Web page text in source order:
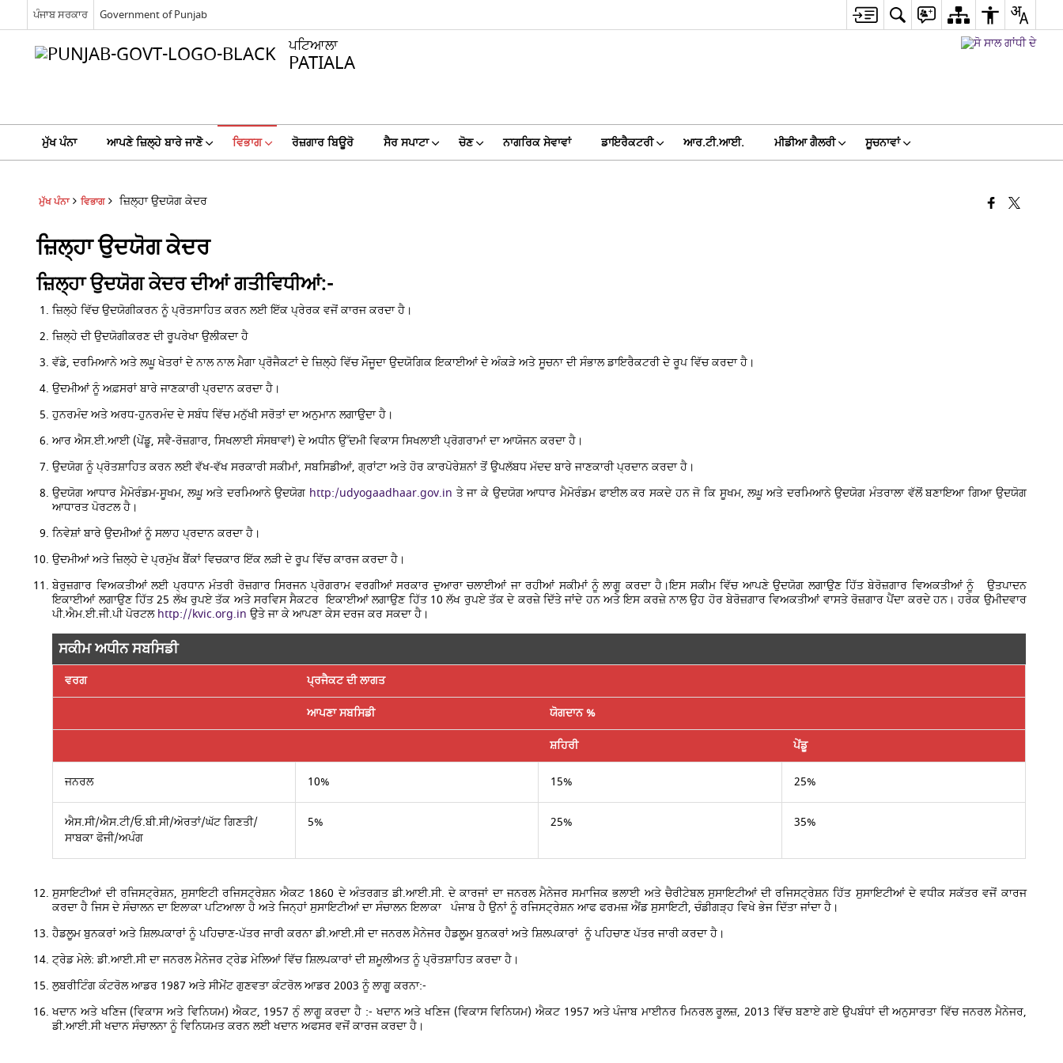
ਪੰਜਾਬ ਸਰਕਾਰ Government of Punjab
ਪਟਿਆਲਾ
PATIALA
ਮੁੱਖ ਪੰਨਾ ਆਪਣੇ ਜ਼ਿਲ੍ਹੇ ਬਾਰੇ ਜਾਣੋੋ ਵਿਭਾਗ ਰੋਜ਼ਗਾਰ ਬਿਊਰੋ ਸੈਰ ਸਪਾਟਾ ਚੋਣ ਨਾਗਰਿਕ ਸੇਵਾਵਾਂ ਡਾਇਰੈਕਟਰੀ ਆਰ.ਟੀ.ਆਈ. ਮੀਡੀਆ ਗੈਲਰੀ ਸੂਚਨਾਵਾਂ
ਮੁੱਖ ਪੰਨਾ ਵਿਭਾਗ ਜ਼ਿਲ੍ਹਾ ਉਦਯੋਗ ਕੇਦਰ
ਜ਼ਿਲ੍ਹਾ ਉਦਯੋਗ ਕੇਦਰ
ਜ਼ਿਲ੍ਹਾ ਉਦਯੋਗ ਕੇਦਰ ਦੀਆਂ ਗਤੀਵਿਧੀਆਂ:-
ਜ਼ਿਲ੍ਹੇ ਵਿੱਚ ਉਦਯੋਗੀਕਰਨ ਨੂੰ ਪ੍ਰੋਤਸਾਹਿਤ ਕਰਨ ਲਈ ਇੱਕ ਪ੍ਰੇਰਕ ਵਜੋਂ ਕਾਰਜ ਕਰਦਾ ਹੈ।
ਜ਼ਿਲ੍ਹੇ ਦੀ ਉਦਯੋਗੀਕਰਣ ਦੀ ਰੂਪਰੇਖਾ ਉਲੀਕਦਾ ਹੈ
ਵੱਡੇ, ਦਰਮਿਆਨੇ ਅਤੇ ਲਘੂ ਖੇਤਰਾਂ ਦੇ ਨਾਲ ਨਾਲ ਮੈਗਾ ਪ੍ਰੋਜੈਕਟਾਂ ਦੇ ਜ਼ਿਲ੍ਹੇ ਵਿੱਚ ਮੌਜੂਦਾ ਉਦਯੋਗਿਕ ਇਕਾਈਆਂ ਦੇ ਅੰਕੜੇ ਅਤੇ ਸੂਚਨਾ ਦੀ ਸੰਭਾਲ ਡਾਇਰੈਕਟਰੀ ਦੇ ਰੂਪ ਵਿੱਚ ਕਰਦਾ ਹੈ।
ਉਦਮੀਆਂ ਨੂੰ ਅਫ਼ਸਰਾਂ ਬਾਰੇ ਜਾਣਕਾਰੀ ਪ੍ਰਦਾਨ ਕਰਦਾ ਹੈ।
ਹੁਨਰਮੰਦ ਅਤੇ ਅਰਧ-ਹੁਨਰਮੰਦ ਦੇ ਸਬੰਧ ਵਿੱਚ ਮਨੁੱਖੀ ਸਰੋਤਾਂ ਦਾ ਅਨੁਮਾਨ ਲਗਾਉਦਾ ਹੈ।
ਆਰ ਐਸ.ਈ.ਆਈ (ਪੇਂਡੂ, ਸਵੈ-ਰੋਜ਼ਗਾਰ, ਸਿਖਲਾਈ ਸੰਸਥਾਵਾਂ) ਦੇ ਅਧੀਨ ਉੱਦਮੀ ਵਿਕਾਸ ਸਿਖਲਾਈ ਪ੍ਰੋਗਰਾਮਾਂ ਦਾ ਆਯੋਜਨ ਕਰਦਾ ਹੈ।
ਉਦਯੋਗ ਨੂੰ ਪ੍ਰੋਤਸ਼ਾਹਿਤ ਕਰਨ ਲਈ ਵੱਖ-ਵੱਖ ਸਰਕਾਰੀ ਸਕੀਮਾਂ, ਸਬਸਿਡੀਆਂ, ਗ੍ਰਾਂਟਾ ਅਤੇ ਹੋਰ ਕਾਰਪੋਰੇਸ਼ਨਾਂ ਤੋਂ ਉਪਲੱਬਧ ਮੱਦਦ ਬਾਰੇ ਜਾਣਕਾਰੀ ਪ੍ਰਦਾਨ ਕਰਦਾ ਹੈ।
ਉਦਯੋਗ ਆਧਾਰ ਮੈਮੋਰੰਡਮ-ਸੂਖਮ, ਲਘੂ ਅਤੇ ਦਰਮਿਆਨੇ ਉਦਯੋਗ http:/udyogaadhaar.gov.in ਤੇ ਜਾ ਕੇ ਉਦਯੋਗ ਆਧਾਰ ਮੈਮੋਰੰਡਮ ਫਾਈਲ ਕਰ ਸਕਦੇ ਹਨ ਜੋ ਕਿ ਸੂਖਮ, ਲਘੂ ਅਤੇ ਦਰਮਿਆਨੇ ਉਦਯੋਗ ਮੰਤਰਾਲਾ ਵੱਲੋਂ ਬਣਾਇਆ ਗਿਆ ਉਦਯੋਗ
ਆਧਾਰਤ ਪੋਰਟਲ ਹੈ।
ਨਿਵੇਸ਼ਾਂ ਬਾਰੇ ਉਦਮੀਆਂ ਨੂੰ ਸਲਾਹ ਪ੍ਰਦਾਨ ਕਰਦਾ ਹੈ।
ਉਦਮੀਆਂ ਅਤੇ ਜ਼ਿਲ੍ਹੇ ਦੇ ਪ੍ਰਮੁੱਖ ਬੈਂਕਾਂ ਵਿਚਕਾਰ ਇੱਕ ਲੜੀ ਦੇ ਰੂਪ ਵਿੱਚ ਕਾਰਜ ਕਰਦਾ ਹੈ।
ਬੇਰੁਜ਼ਗਾਰ ਵਿਅਕਤੀਆਂ ਲਈ ਪ੍ਰਧਾਨ ਮੰਤਰੀ ਰੋਜ਼ਗਾਰ ਸਿਰਜਨ ਪ੍ਰੋਗਰਾਮ ਵਰਗੀਆਂ ਸਰਕਾਰ ਦੁਆਰਾ ਚਲਾਈਆਂ ਜਾ ਰਹੀਆਂ ਸਕੀਮਾਂ ਨੂੰ ਲਾਗੂ ਕਰਦਾ ਹੈ।ਇਸ ਸਕੀਮ ਵਿੱਚ ਆਪਣੇ ਉਦਯੋਗ ਲਗਾਉਣ ਹਿੱਤ ਬੇਰੋਜ਼ਗਾਰ ਵਿਅਕਤੀਆਂ ਨੂੰ ਉਤਪਾਦਨ
ਇਕਾਈਆਂ ਲਗਾਉਣ ਹਿੱਤ 25 ਲੱਖ ਰੁਪਏ ਤੱਕ ਅਤੇ ਸਰਵਿਸ ਸੈਕਟਰ ਇਕਾਈਆਂ ਲਗਾਉਣ ਹਿੱਤ 10 ਲੱਖ ਰੁਪਏ ਤੱਕ ਦੇ ਕਰਜ਼ੇ ਦਿੱਤੇ ਜਾਂਦੇ ਹਨ ਅਤੇ ਇਸ ਕਰਜ਼ੇ ਨਾਲ ਉਹ ਹੋਰ ਬੇਰੋਜ਼ਗਾਰ ਵਿਅਕਤੀਆਂ ਵਾਸਤੇ ਰੋਜ਼ਗਾਰ ਪੈਂਦਾ ਕਰਦੇ ਹਨ। ਹਰੇਕ ਉਮੀਦਵਾਰ
ਪੀ.ਐਮ.ਈ.ਜੀ.ਪੀ ਪੋਰਟਲhttp://kvic.org.in ਉਤੇ ਜਾ ਕੇ ਆਪਣਾ ਕੇਸ ਦਰਜ ਕਰ ਸਕਦਾ ਹੈ।
ਸਕੀਮ ਅਧੀਨ ਸਬਸਿਡੀ
ਵਰਗ
ਪ੍ਰਜੈਕਟ ਦੀ ਲਾਗਤ
ਆਪਣਾ ਸਬਸਿਡੀ
ਯੋਗਦਾਨ %
ਸ਼ਹਿਰੀ
ਪੇਂਡੂ
ਜਨਰਲ 10% 15% 25%
ਐਸ.ਸੀ/ਐਸ.ਟੀ/ਓ.ਬੀ.ਸੀ/ਅੋਰਤਾਂ/ਘੱਟ ਗਿਣਤੀ/
ਸਾਬਕਾ ਫੋਜੀ/ਅਪੰਗ
5% 25% 35%
ਸੁਸਾਇਟੀਆਂ ਦੀ ਰਜਿਸਟ੍ਰੇਸ਼ਨ, ਸੁਸਾਇਟੀ ਰਜਿਸਟ੍ਰੇਸ਼ਨ ਐਕਟ 1860 ਦੇ ਅੰਤਰਗਤ ਡੀ.ਆਈ.ਸੀ. ਦੇ ਕਾਰਜਾਂ ਦਾ ਜਨਰਲ ਮੈਨੇਜਰ ਸਮਾਜਿਕ ਭਲਾਈ ਅਤੇ ਚੈਰੀਟੇਬਲ ਸੁਸਾਇਟੀਆਂ ਦੀ ਰਜਿਸਟ੍ਰੇਸ਼ਨ ਹਿੱਤ ਸੁਸਾਇਟੀਆਂ ਦੇ ਵਧੀਕ ਸਕੱਤਰ ਵਜੋਂ ਕਾਰਜ
ਕਰਦਾ ਹੈ ਜਿਸ ਦੇ ਸੰਚਾਲਨ ਦਾ ਇਲਾਕਾ ਪਟਿਆਲਾ ਹੈ ਅਤੇ ਜਿਨ੍ਹਾਂ ਸੁਸਾਇਟੀਆਂ ਦਾ ਸੰਚਾਲਨ ਇਲਾਕਾ ਪੰਜਾਬ ਹੈ ਉਨਾਂ ਨੂੰ ਰਜਿਸਟ੍ਰੇਸ਼ਨ ਆਫ ਫਰਮਜ਼ ਐਂਡ ਸੁਸਾਇਟੀ, ਚੰਡੀਗੜ੍ਹ ਵਿਖੇ ਭੇਜ ਦਿੱਤਾ ਜਾਂਦਾ ਹੈ।
ਹੈਡਲੂਮ ਬੁਨਕਰਾਂ ਅਤੇ ਸ਼ਿਲਪਕਾਰਾਂ ਨੂੰ ਪਹਿਚਾਣ-ਪੱਤਰ ਜਾਰੀ ਕਰਨਾ ਡੀ.ਆਈ.ਸੀ ਦਾ ਜਨਰਲ ਮੈਨੇਜਰ ਹੈਡਲੂਮ ਬੁਨਕਰਾਂ ਅਤੇ ਸ਼ਿਲਪਕਾਰਾਂ ਨੂੰ ਪਹਿਚਾਣ ਪੱਤਰ ਜਾਰੀ ਕਰਦਾ ਹੈ।
ਟ੍ਰੇਡ ਮੇਲੇ: ਡੀ.ਆਈ.ਸੀ ਦਾ ਜਨਰਲ ਮੈਨੇਜਰ ਟ੍ਰੇਡ ਮੇਲਿਆਂ ਵਿੱਚ ਸ਼ਿਲਪਕਾਰਾਂ ਦੀ ਸ਼ਮੂਲੀਅਤ ਨੂੰ ਪ੍ਰੋਤਸ਼ਾਹਿਤ ਕਰਦਾ ਹੈ।
ਲੁਬਰੀਟਿੰਗ ਕੰਟਰੋਲ ਆਡਰ 1987 ਅਤੇ ਸੀਮੇਂਟ ਗੁਣਵਤਾ ਕੰਟਰੋਲ ਆਡਰ 2003 ਨੂੰ ਲਾਗੂ ਕਰਨਾ:-
ਖਦਾਨ ਅਤੇ ਖਣਿਜ (ਵਿਕਾਸ ਅਤੇ ਵਿਨਿਯਮ) ਐਕਟ, 1957 ਨੁੰ ਲਾਗੂ ਕਰਦਾ ਹੈ :- ਖਦਾਨ ਅਤੇ ਖਣਿਜ (ਵਿਕਾਸ ਵਿਨਿਯਮ) ਐਕਟ 1957 ਅਤੇ ਪੰਜਾਬ ਮਾਈਨਰ ਮਿਨਰਲ ਰੂਲਜ਼, 2013 ਵਿੱਚ ਬਣਾਏ ਗਏ ਉਪਬੰਧਾਂ ਦੀ ਅਨੁਸਾਰਤਾ ਵਿੱਚ ਜਨਰਲ ਮੈਨੇਜਰ,
ਡੀ.ਆਈ.ਸੀ ਖਦਾਨ ਸੰਚਾਲਨਾ ਨੂੰ ਵਿਨਿਯਮਤ ਕਰਨ ਲਈ ਖਦਾਨ ਅਫਸਰ ਵਜੋਂ ਕਾਰਜ ਕਰਦਾ ਹੈ।